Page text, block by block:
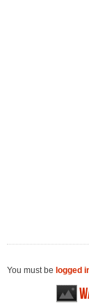
You must be logged